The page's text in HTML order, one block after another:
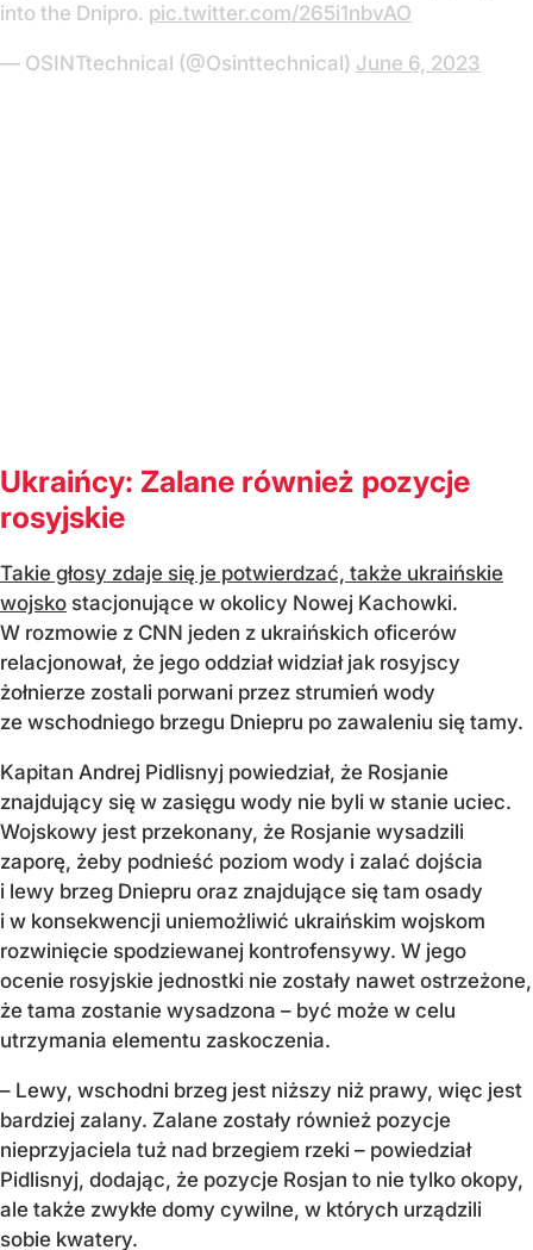
into the Dnipro. pic.twitter.com/265i1nbvAO
— OSINTtechnical (@Osinttechnical) June 6, 2023
Ukraińcy: Zalane również pozycje
rosyjskie
Takie głosy zdaje się je potwierdzać, także ukraińskie
wojsko stacjonujące w okolicy Nowej Kachowki.
W rozmowie z CNN jeden z ukraińskich oficerów
relacjonował, że jego oddział widział jak rosyjscy
żołnierze zostali porwani przez strumień wody
ze wschodniego brzegu Dniepru po zawaleniu się tamy.
Kapitan Andrej Pidlisnyj powiedział, że Rosjanie
znajdujący się w zasięgu wody nie byli w stanie uciec.
Wojskowy jest przekonany, że Rosjanie wysadzili
zaporę, żeby podnieść poziom wody i zalać dojścia
i lewy brzeg Dniepru oraz znajdujące się tam osady
i w konsekwencji uniemożliwić ukraińskim wojskom
rozwinięcie spodziewanej kontrofensywy. W jego
ocenie rosyjskie jednostki nie zostały nawet ostrzeżone,
że tama zostanie wysadzona – być może w celu
utrzymania elementu zaskoczenia.
– Lewy, wschodni brzeg jest niższy niż prawy, więc jest
bardziej zalany. Zalane zostały również pozycje
nieprzyjaciela tuż nad brzegiem rzeki – powiedział
Pidlisnyj, dodając, że pozycje Rosjan to nie tylko okopy,
ale także zwykłe domy cywilne, w których urządzili
sobie kwatery.